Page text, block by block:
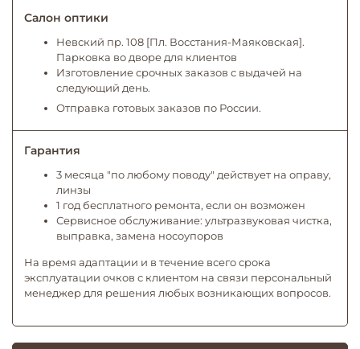
Салон оптики
Невский пр. 108 [Пл. Восстания-Маяковская].
Парковка во дворе для клиентов
Изготовление срочных заказов с выдачей на
следующий день.
Отправка готовых заказов по России.
Гарантия
3 месяца "по любому поводу" действует на оправу,
линзы
1 год бесплатного ремонта, если он возможен
Сервисное обслуживание: ультразвуковая чистка,
выправка, замена носоупоров
На время адаптации и в течение всего срока
эксплуатации очков с клиентом на связи персональный
менеджер для решения любых возникающих вопросов.